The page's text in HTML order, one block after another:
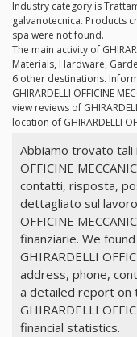
Industry category is
galvanotecnica. Products
spa were not found.
The main activity of
Materials, Hardware,
6 other destinations.
GHIRARDELLI OFFICINE
view reviews of
location of GHIRARDELLI
Abbiamo trovato tali
OFFICINE
contatti, risposta,
dettagliato sul
OFFICINE
finanziarie. We
GHIRARDELLI
address, phone,
a detailed report on
GHIRARDELLI
financial statistics.